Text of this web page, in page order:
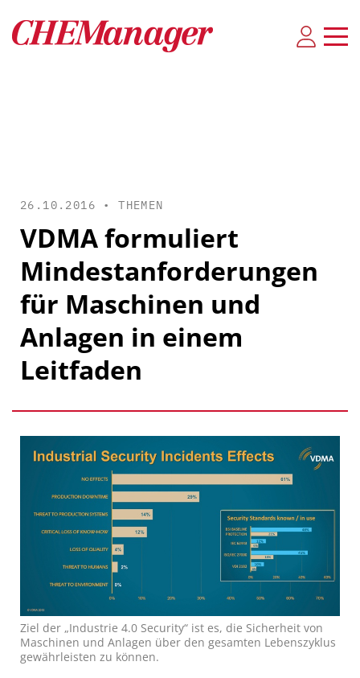
26.10.2016 •THEMEN
VDMA formuliert
Mindestanforderungen
für Maschinen und
Anlagen in einem
Leitfaden
Ziel der „Industrie 4.0 Security“ ist es, die Sicherheit von
Maschinen und Anlagen über den gesamten Lebenszyklus
gewährleisten zu können.